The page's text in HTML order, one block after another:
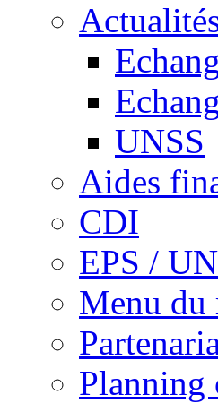
UNSS
Aides
CDI
EPS /
Menu du
Planning